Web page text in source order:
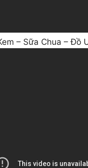
– Sữa Chua – Đồ